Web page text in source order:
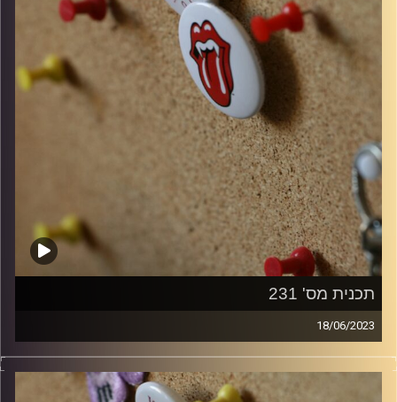
תכנית מס' 231
18/06/2023
קלאסיקות רוק עם אורן הוף.
włodi